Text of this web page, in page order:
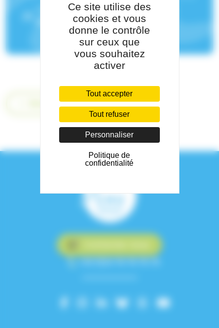
Pôle de rattachement :Pôle Médico-
Chirurgical Voiron
+33 (0)4 76 76 75 75
Ce site utilise des
cookies et vous
donne le contrôle
sur ceux que
vous souhaitez
activer
Tout accepter
Tout refuser
Personnaliser
Politique de
confidentialité